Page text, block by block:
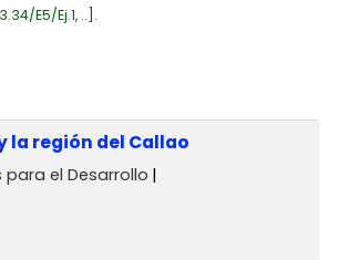
E5/Ej.1, .. .
la región del Callao
el Desarrollo